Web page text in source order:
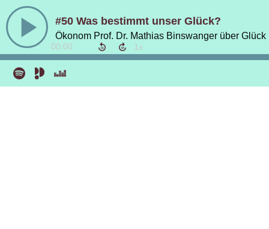
#50 Was bestimmt unser Glück?
Ökonom Prof. Dr. Mathias Binswanger über
00:00